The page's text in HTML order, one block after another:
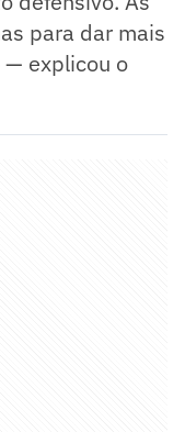
para dar mais
— explicou o